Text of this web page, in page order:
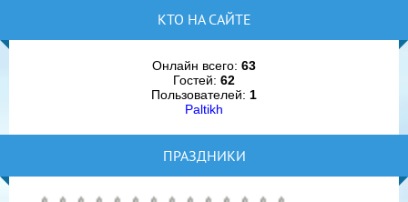
КТО НА САЙТЕ
Онлайн всего: 63
Гостей: 62
Пользователей: 1
Paltikh
ПРАЗДНИКИ